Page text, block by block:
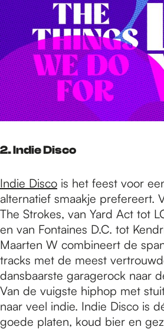
2. Indie Disco
Indie Disco is het feest voor
alternatief smaakje prefereert.
The Strokes, van Yard Act tot
en van Fontaines D.C. tot
Maarten W combineert de
tracks met de meest
dansbaarste garagerock naar
Van de vuigste hiphop met
naar veel indie. Indie Disco is
goede platen, koud bier en